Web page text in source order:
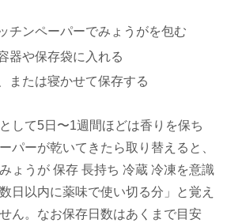
チンペーパーでみょうがを包む
器や保存袋に入れる
または寝かせて保存する
して5日〜1週間ほどは香りを保ち
パーが乾いてきたら取り替えると、
ょうが 保存 長持ち 冷蔵 冷凍を意識
日以内に薬味で使い切る分」と覚え
ん。なお保存日数はあくまで目安